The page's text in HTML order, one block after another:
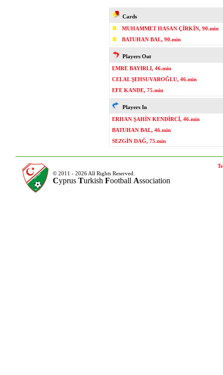
Cards
MUHAMMET HASAN ÇİRKİN, 90.min
BATUHAN BAL, 90.min
Players Out
EMRE BAYIRLI, 46.min
CELAL ŞEHSUVAROĞLU, 46.min
EFE KANDE, 75.min
Players In
ERHAN ŞAHİN KENDİRCİ, 46.min
BATUHAN BAL, 46.min
SEZGİN DAĞ, 75.min
© 2011 - 2026 All Rights Reserved.
Cyprus Turkish Football Association